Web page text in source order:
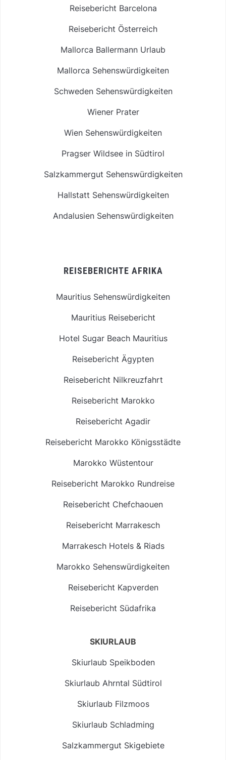
Reisebericht Barcelona
Reisebericht Österreich
Mallorca Ballermann Urlaub
Mallorca Sehenswürdigkeiten
Schweden Sehenswürdigkeiten
Wiener Prater
Wien Sehenswürdigkeiten
Pragser Wildsee in Südtirol
Salzkammergut Sehenswürdigkeiten
Hallstatt Sehenswürdigkeiten
Andalusien Sehenswürdigkeiten
REISEBERICHTE AFRIKA
Mauritius Sehenswürdigkeiten
Mauritius Reisebericht
Hotel Sugar Beach Mauritius
Reisebericht Ägypten
Reisebericht Nilkreuzfahrt
Reisebericht Marokko
Reisebericht Agadir
Reisebericht Marokko Königsstädte
Marokko Wüstentour
Reisebericht Marokko Rundreise
Reisebericht Chefchaouen
Reisebericht Marrakesch
Marrakesch Hotels & Riads
Marokko Sehenswürdigkeiten
Reisebericht Kapverden
Reisebericht Südafrika
SKIURLAUB
Skiurlaub Speikboden
Skiurlaub Ahrntal Südtirol
Skiurlaub Filzmoos
Skiurlaub Schladming
Salzkammergut Skigebiete